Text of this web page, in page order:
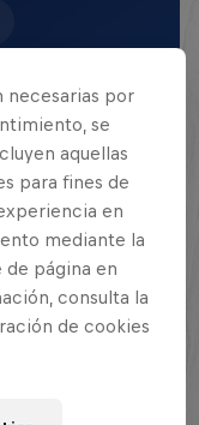
necesarias por
se
aquellas
para fines de
en
mediante la
página en
consulta la
de cookies